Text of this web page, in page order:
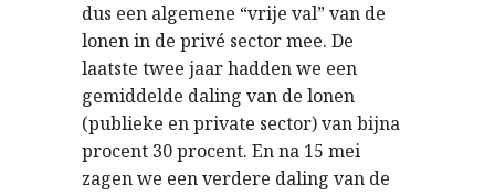
dus een algemene “vrije val” van de
lonen in de privé sector mee. De
laatste twee jaar hadden we een
gemiddelde daling van de lonen
(publieke en private sector) van bijna
procent 30 procent. En na 15 mei
zagen we een verdere daling van de